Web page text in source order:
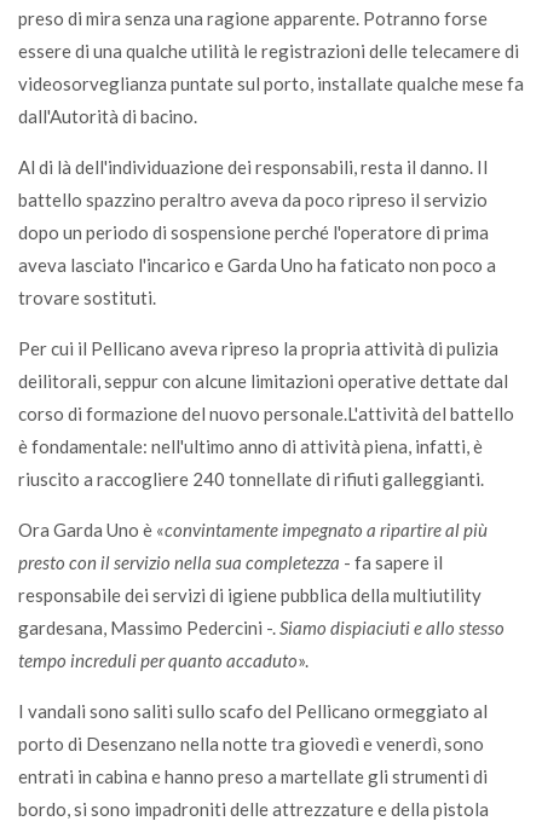
preso di mira senza una ragione apparente. Potranno forse
essere di una qualche utilità le registrazioni delle telecamere di
videosorveglianza puntate sul porto, installate qualche mese fa
dall'Autorità di bacino.
Al di là dell'individuazione dei responsabili, resta il danno. Il
battello spazzino peraltro aveva da poco ripreso il servizio
dopo un periodo di sospensione perché l'operatore di prima
aveva lasciato l'incarico e Garda Uno ha faticato non poco a
trovare sostituti.
Per cui il Pellicano aveva ripreso la propria attività di pulizia
deilitorali, seppur con alcune limitazioni operative dettate dal
corso di formazione del nuovo personale.L'attività del battello
è fondamentale: nell'ultimo anno di attività piena, infatti, è
riuscito a raccogliere 240 tonnellate di rifiuti galleggianti.
Ora Garda Uno è «convintamente impegnato a ripartire al più
presto con il servizio nella sua completezza - fa sapere il
responsabile dei servizi di igiene pubblica della multiutility
gardesana, Massimo Pedercini -.Siamo dispiaciuti e allo stesso
tempo increduli per quanto accaduto».
I vandali sono saliti sullo scafo del Pellicano ormeggiato al
porto di Desenzano nella notte tra giovedì e venerdì, sono
entrati in cabina e hanno preso a martellate gli strumenti di
bordo, si sono impadroniti delle attrezzature e della pistola